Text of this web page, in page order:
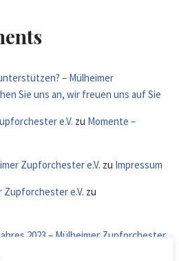
– Mülheimer
Sie uns an, wir freuen uns auf Sie
e.V. zu Momente –
Zupforchester e.V. zu Impressum
Zupforchester e.V. zu
2023 – Mülheimer Zupforchester